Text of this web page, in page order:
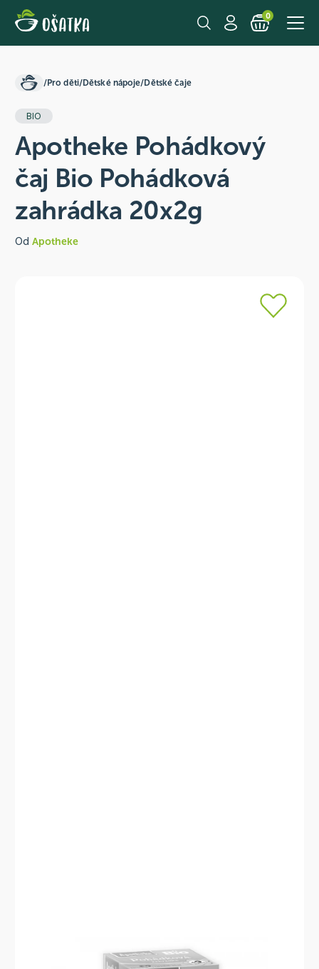
0
/Pro děti/Dětské nápoje/Dětské čaje
BIO
Apotheke Pohádkový
čaj Bio Pohádková
zahrádka 20x2g
Od Apotheke